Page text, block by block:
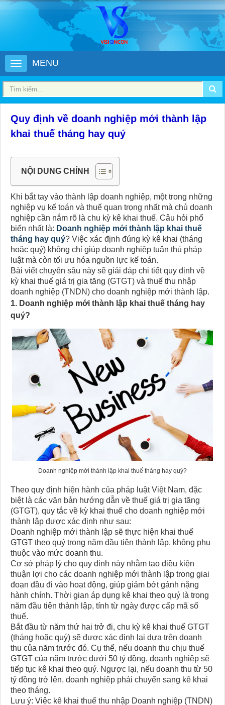
MENU
Quy định về doanh nghiệp mới thành lập
khai thuế tháng hay quý
NỘI DUNG CHÍNH
Khi bắt tay vào thành lập doanh nghiệp, một trong những
nghiệp vụ kế toán và thuế quan trọng nhất mà chủ doanh
nghiệp cần nắm rõ là chu kỳ kê khai thuế. Câu hỏi phổ
biến nhất là: Doanh nghiệp mới thành lập khai thuế
tháng hay quý? Việc xác định đúng kỳ kê khai (tháng
hoặc quý) không chỉ giúp doanh nghiệp tuân thủ pháp
luật mà còn tối ưu hóa nguồn lực kế toán.
Bài viết chuyên sâu này sẽ giải đáp chi tiết quy định về
kỳ khai thuế giá trị gia tăng (GTGT) và thuế thu nhập
doanh nghiệp (TNDN) cho doanh nghiệp mới thành lập.
1. Doanh nghiệp mới thành lập khai thuế tháng hay
quý?
Doanh nghiệp mới thành lập khai thuế tháng hay quý?
Theo quy định hiện hành của pháp luật Việt Nam, đặc
biệt là các văn bản hướng dẫn về thuế giá trị gia tăng
(GTGT), quy tắc về kỳ khai thuế cho doanh nghiệp mới
thành lập được xác định như sau:
Doanh nghiệp mới thành lập sẽ thực hiện khai thuế
GTGT theo quý trong năm đầu tiên thành lập, không phụ
thuộc vào mức doanh thu.
Cơ sở pháp lý cho quy định này nhằm tạo điều kiện
thuận lợi cho các doanh nghiệp mới thành lập trong giai
đoạn đầu đi vào hoạt động, giúp giảm bớt gánh nặng
hành chính. Thời gian áp dụng kê khai theo quý là trong
năm đầu tiên thành lập, tính từ ngày được cấp mã số
thuế.
Bắt đầu từ năm thứ hai trở đi, chu kỳ kê khai thuế GTGT
(tháng hoặc quý) sẽ được xác định lại dựa trên doanh
thu của năm trước đó. Cụ thể, nếu doanh thu chịu thuế
GTGT của năm trước dưới 50 tỷ đồng, doanh nghiệp sẽ
tiếp tục kê khai theo quý. Ngược lại, nếu doanh thu từ 50
tỷ đồng trở lên, doanh nghiệp phải chuyển sang kê khai
theo tháng.
Lưu ý: Việc kê khai thuế thu nhập Doanh nghiệp (TNDN)